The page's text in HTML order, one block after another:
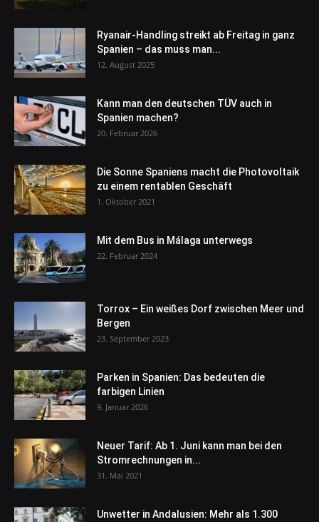
Ryanair-Handling streikt ab Freitag in ganz
Spanien – das muss man...
12. August 2025
Kann man den deutschen TÜV auch in
Spanien machen?
20. Februar 2026
Die Sonne Spaniens macht die Photovoltaik
zu einem rentablen Geschäft
1. Oktober 2021
Mit dem Bus in Málaga unterwegs
22. Februar 2024
Torrox – Ein weißes Dorf zwischen Meer und
Bergen
23. September 2023
Parken in Spanien: Das bedeuten die
farbigen Linien
9. Januar 2026
Neuer Tarif: Ab 1. Juni kann man bei den
Stromrechnungen in...
31. Mai 2021
Unwetter in Andalusien: Mehr als 1.300